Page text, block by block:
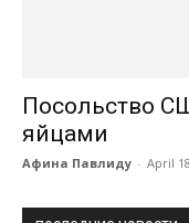
Посольство
яйцами
Афина Павлиду - April